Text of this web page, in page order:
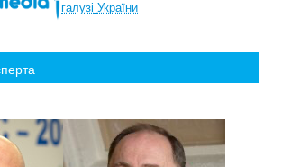
галузі України